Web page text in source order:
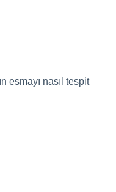
esmayı nasıl tespit